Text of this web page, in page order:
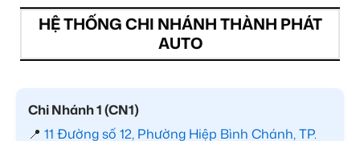
HỆ THỐNG CHI NHÁNH THÀNH PHÁT
AUTO
Chi Nhánh 1 (CN1)
📍 11 Đường số 12, Phường Hiệp Bình Chánh, TP.